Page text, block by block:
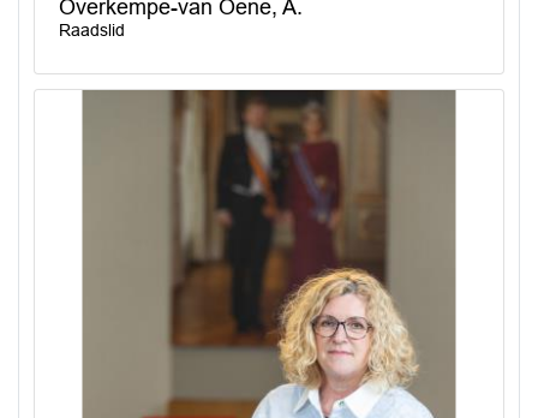
Overkempe-van Oene, A.
Raadslid